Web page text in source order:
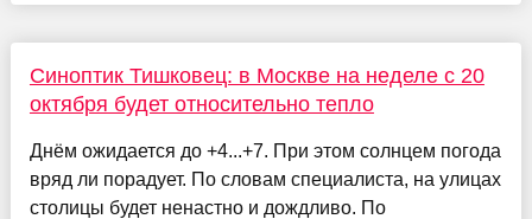
Синоптик Тишковец: в Москве на неделе с 20
октября будет относительно тепло
Днём ожидается до +4...+7. При этом солнцем погода
вряд ли порадует. По словам специалиста, на улицах
столицы будет ненастно и дождливо. По